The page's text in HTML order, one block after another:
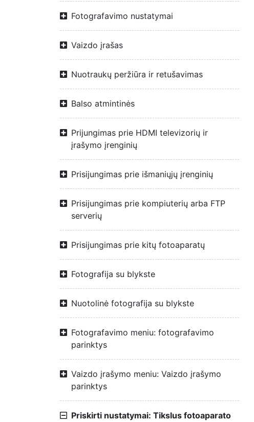
Fotografavimo nustatymai
Vaizdo įrašas
Nuotraukų peržiūra ir retušavimas
Balso atmintinės
Prijungimas prie HDMI televizorių ir
įrašymo įrenginių
Prisijungimas prie išmaniųjų įrenginių
Prisijungimas prie kompiuterių arba FTP
serverių
Prisijungimas prie kitų fotoaparatų
Fotografija su blykste
Nuotolinė fotografija su blykste
Fotografavimo meniu: fotografavimo
parinktys
Vaizdo įrašymo meniu: Vaizdo įrašymo
parinktys
Priskirti nustatymai: Tikslus fotoaparato